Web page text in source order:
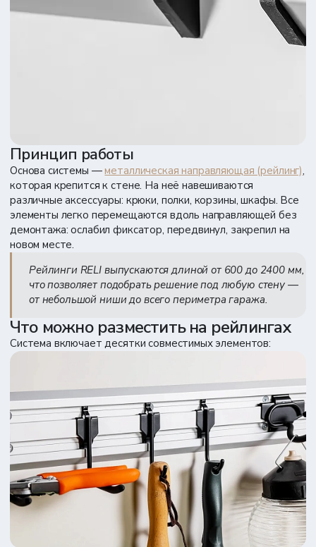
Принцип работы
Основа системы —металлическая направляющая (рейлинг),
которая крепится к стене. На неё навешиваются
различные аксессуары: крюки, полки, корзины, шкафы. Все
элементы легко перемещаются вдоль направляющей без
демонтажа: ослабил фиксатор, передвинул, закрепил на
новом месте.
Рейлинги RELI выпускаются длиной от 600 до 2400 мм,
что позволяет подобрать решение под любую стену —
от небольшой ниши до всего периметра гаража.
Что можно разместить на рейлингах
Система включает десятки совместимых элементов: